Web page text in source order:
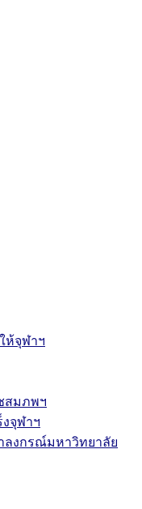
ห้จุฬาฯ
สมภพฯ
จุฬาฯ
ลงกรณ์มหาวิทยาลัย